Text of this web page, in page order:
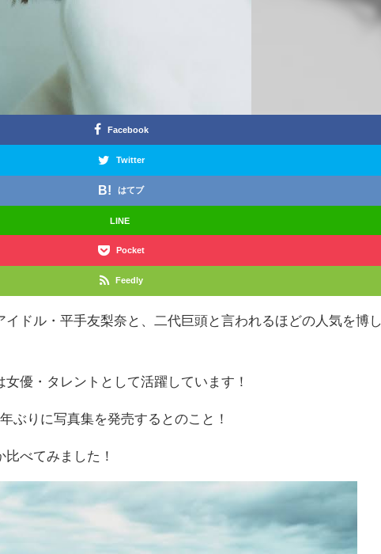
Facebook
Twitter
はてブ
LINE
Pocket
Feedly
ドル・平手友梨奈と、二代巨頭と言われるほどの人気を博し
優・タレントとして活躍しています！
ぶりに写真集を発売するとのこと！
べてみました！